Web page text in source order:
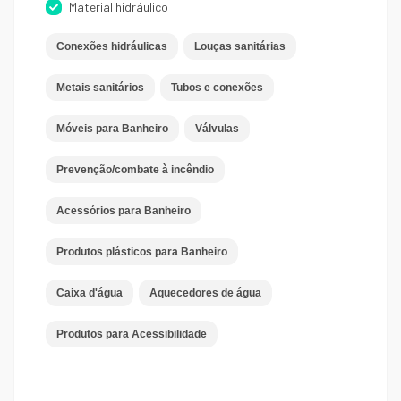
Material hidráulico
Conexões hidráulicas Louças sanitárias
Metais sanitários Tubos e conexões
Móveis para Banheiro Válvulas
Prevenção/combate à incêndio
Acessórios para Banheiro
Produtos plásticos para Banheiro
Caixa d'água Aquecedores de água
Produtos para Acessibilidade